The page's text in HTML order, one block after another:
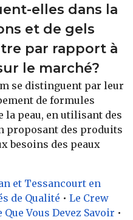
elles dans la
et de gels
par rapport à
le marché?
se distinguent par leur
de formules
la peau, en utilisant des
proposant des produits
besoins des peaux
et Tessancourt en
de Qualité • Le Crew
Vous Devez Savoir •